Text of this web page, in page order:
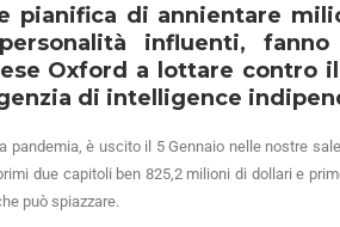
pianifica di annientare
influenti, fanno
Oxford a lottare
di intelligence
pandemia, è uscito il 5 Gennaio nelle nostre sale
due capitoli ben 825,2 milioni di dollari e
può spiazzare.